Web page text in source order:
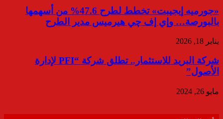
«جورميه إيجيبت» تخطط لطرح 47.6% من أسهمها
بالبورصة… وإي إف چي هيرميس مدير الطرح
يناير 18, 2026
شركة البريد للاستثمار.. تطلق شركة “PFI لإدارة
الأصول”
مايو 26, 2024